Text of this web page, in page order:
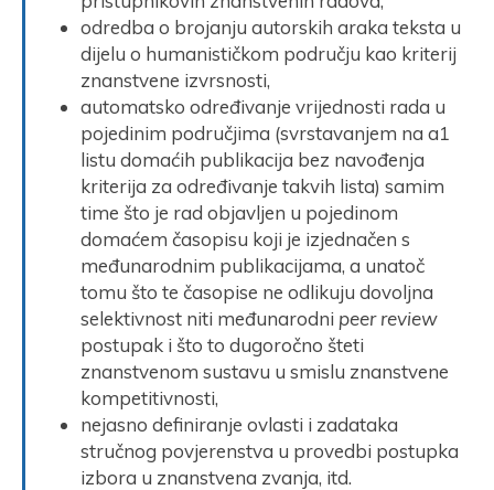
odredba o brojanju autorskih araka teksta u
dijelu o humanističkom području kao kriterij
znanstvene izvrsnosti,
automatsko određivanje vrijednosti rada u
pojedinim područjima (svrstavanjem na a1
listu domaćih publikacija bez navođenja
kriterija za određivanje takvih lista) samim
time što je rad objavljen u pojedinom
domaćem časopisu koji je izjednačen s
međunarodnim publikacijama, a unatoč
tomu što te časopise ne odlikuju dovoljna
selektivnost niti međunarodni peer review
postupak i što to dugoročno šteti
znanstvenom sustavu u smislu znanstvene
kompetitivnosti,
nejasno definiranje ovlasti i zadataka
stručnog povjerenstva u provedbi postupka
izbora u znanstvena zvanja, itd.